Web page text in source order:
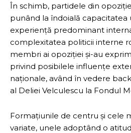
În schimb, partidele din
punând la îndoială capacitatea
experiență predominant
complexitatea politicii interne
membri ai opoziției și-au
privind posibilele influențe
naționale, având în vedere
al Deliei Velculescu la Fondul
Formațiunile de centru și cele
variate, unele adoptând o